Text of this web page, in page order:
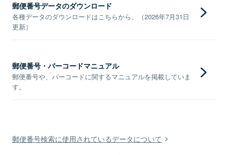
郵便番号データのダウンロード
各種データのダウンロードはこちらから。（2026年7月31日
更新）
郵便番号・バーコードマニュアル
郵便番号や、バーコードに関するマニュアルを掲載していま
す。
郵便番号検索に使用されているデータについて